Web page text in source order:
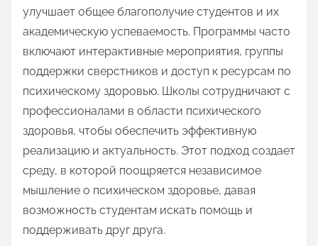
улучшает общее благополучие студентов и их
академическую успеваемость. Программы часто
включают интерактивные мероприятия, группы
поддержки сверстников и доступ к ресурсам по
психическому здоровью. Школы сотрудничают с
профессионалами в области психического
здоровья, чтобы обеспечить эффективную
реализацию и актуальность. Этот подход создает
среду, в которой поощряется независимое
мышление о психическом здоровье, давая
возможность студентам искать помощь и
поддерживать друг друга.